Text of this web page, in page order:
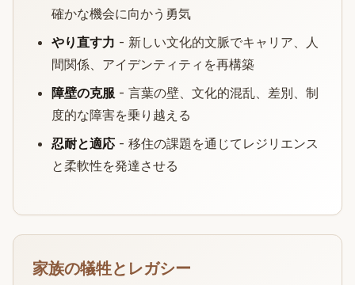
確かな機会に向かう勇気
やり直す力 - 新しい文化的文脈でキャリア、人
間関係、アイデンティティを再構築
障壁の克服 - 言葉の壁、文化的混乱、差別、制
度的な障害を乗り越える
忍耐と適応 - 移住の課題を通じてレジリエンス
と柔軟性を発達させる
家族の犠牲とレガシー